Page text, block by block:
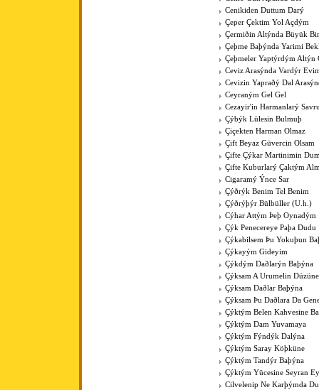
Cenikiden Duttum Darý
Çeper Çektim Yol Açdým
Çermiðin Altýnda Büyük
Çeþme Baþýnda Yarimi
Çeþmeler Yaptýrdým Altýn
Ceviz Arasýnda Vardýr
Cevizin Yapraðý Dal
Ceyraným Gel Gel
Cezayir'in Harmanlarý
Çýbýk Lülesin Bulmuþ
Çiçekten Harman Olmaz
Çift Beyaz Güvercin Olsam
Çifte Çýkar Martinimin
Çifte Kuburlarý Çaktým
Cigaramý Ýnce Sar
Çýðrýk Benim Tel Benim
Çýðrýþýr Bülbüller (U.h.)
Cýhar Attým Þeþ Oynadým
Çýk Penecereye Paþa Dudu
Çýkabilsem Þu Yokuþun
Çýkayým Gideyim
Çýkdým Daðlarýn Baþýna
Çýksam A Urumelin Düzüne
Çýksam Daðlar Baþýna
Çýksam Þu Daðlara Da
Çýktým Belen Kahvesine
Çýktým Dam Yuvamaya
Çýktým Fýndýk Dalýna
Çýktým Saray Köþküne
Çýktým Tandýr Baþýna
Çýktým Yücesine Seyran
Cilvelenip Ne Karþýmda